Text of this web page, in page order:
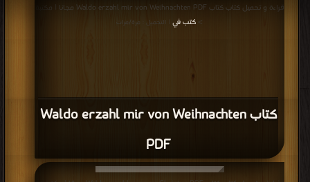
كتاب Waldo erzahl mir von Weihnachten
PDF
قراءة و تحميل كتاب كتاب Waldo erzahl mir von Weihnachten PDF مجانا | مكتبة
> كتب في | التحميل : مرة/مرات